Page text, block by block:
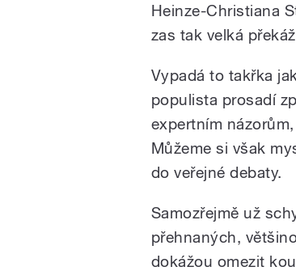
Heinze-Christiana
zas tak velká
Vypadá to takřka
populista prosadí
expertním
Můžeme si však
do veřejné debaty.
Samozřejmě už
přehnaných,
dokážou omezit